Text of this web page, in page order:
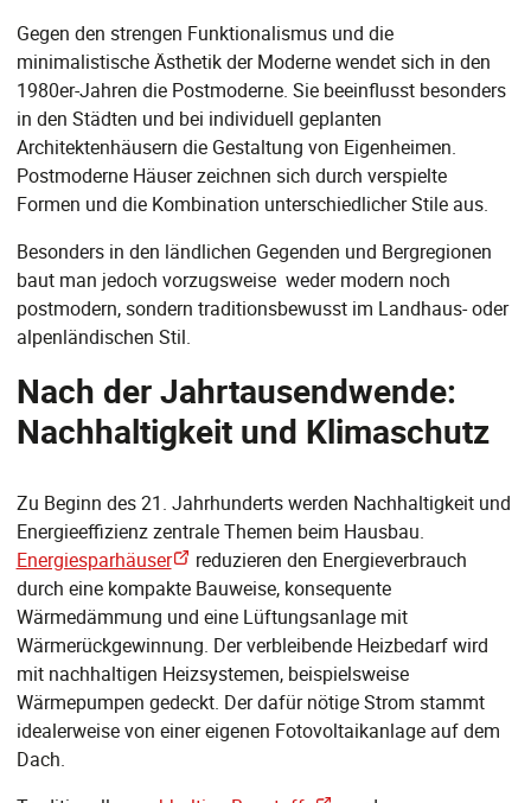
Gegen den strengen Funktionalismus und die
minimalistische Ästhetik der Moderne wendet sich in den
1980er-Jahren die Postmoderne. Sie beeinflusst besonders
in den Städten und bei individuell geplanten
Architektenhäusern die Gestaltung von Eigenheimen.
Postmoderne Häuser zeichnen sich durch verspielte
Formen und die Kombination unterschiedlicher Stile aus.
Besonders in den ländlichen Gegenden und Bergregionen
baut man jedoch vorzugsweise weder modern noch
postmodern, sondern traditionsbewusst im Landhaus- oder
alpenländischen Stil.
Nach der Jahrtausendwende:
Nachhaltigkeit und Klimaschutz
Zu Beginn des 21. Jahrhunderts werden Nachhaltigkeit und
Energieeffizienz zentrale Themen beim Hausbau.
Energiesparhäuser
reduzieren den Energieverbrauch
durch eine kompakte Bauweise, konsequente
Wärmedämmung und eine Lüftungsanlage mit
Wärmerückgewinnung. Der verbleibende Heizbedarf wird
mit nachhaltigen Heizsystemen, beispielsweise
Wärmepumpen gedeckt. Der dafür nötige Strom stammt
idealerweise von einer eigenen Fotovoltaikanlage auf dem
Dach.